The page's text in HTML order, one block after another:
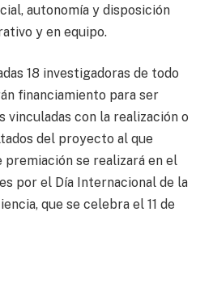
autonomía y disposición
y en equipo.
18 investigadoras de todo
financiamiento para ser
vinculadas con la realización o
del proyecto al que
se realizará en el
por el Día Internacional de la
que se celebra el 11 de